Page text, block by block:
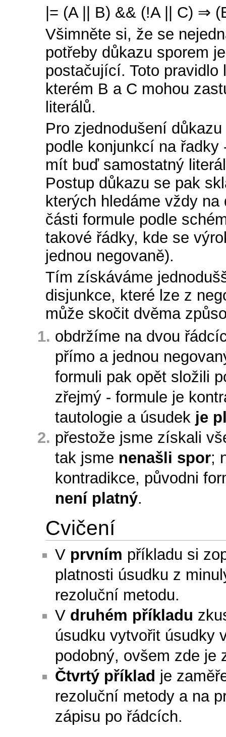
|= (A || B) && (!A || C) ⇒
Všimněte si, že se
potřeby důkazu sporem
postačující. Toto
kterém B a C mohou
literálů.
Pro zjednodušení
podle konjunkcí na
mít buď samostatný
Postup důkazu se pak
kterých hledáme vždy
části formule podle
takové řádky, kde se
jednou negovaně).
Tím získáváme
disjunkce, které lze z
může skočit dvěma
obdržíme na dvou
přímo a jednou
formuli pak opět složili
zřejmý - formule je
tautologie a úsudek je
přestože jsme získali
tak jsme nenašli spor;
kontradikce, původni
není platný.
Cvičení
V prvním příkladu si
platnosti úsudku z
rezoluční metodu.
V druhém příkladu
úsudku vytvořit úsudky
podobný, ovšem zde je
Čtvrtý příklad je
rezoluční metody a na
zápisu po řádcích.